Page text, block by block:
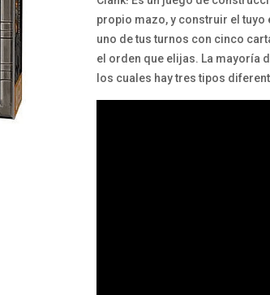
propio mazo, y construir el tuyo
uno de tus turnos con cinco
el orden que elijas. La mayoría
los cuales hay tres tipos